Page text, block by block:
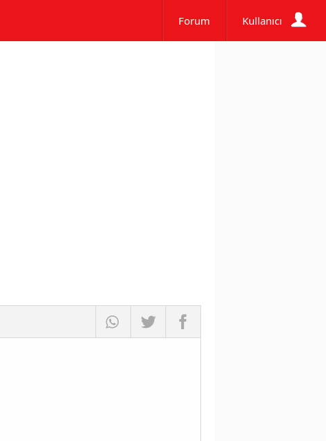
Forum Kullanıcı